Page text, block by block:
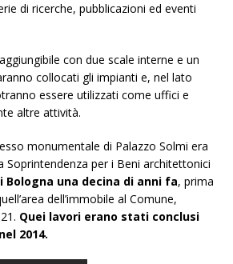
di ricerche, pubblicazioni ed eventi
con due scale interne e un
collocati gli impianti e, nel lato
essere utilizzati come uffici e
altre attività.
monumentale di Palazzo Solmi era
Soprintendenza per i Beni architettonici
Bologna una decina di anni fa, prima
dell’immobile al Comune,
Quei lavori erano stati conclusi
2014.